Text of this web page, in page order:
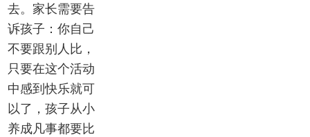
去。家长需要告
诉孩子：你自己
不要跟别人比，
只要在这个活动
中感到快乐就可
以了，孩子从小
养成凡事都要比